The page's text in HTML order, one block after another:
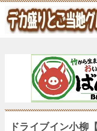
ドライブイン小柳